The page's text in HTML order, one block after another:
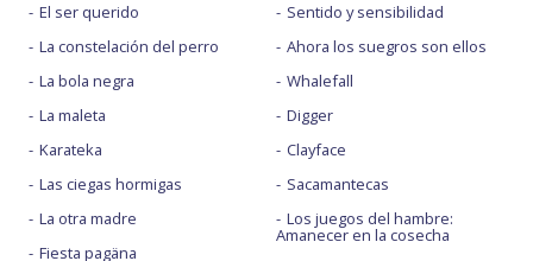
El ser querido
La constelación del perro
La bola negra
La maleta
Karateka
Las ciegas hormigas
La otra madre
Fiesta pagäna
Sentido y sensibilidad
Ahora los suegros son ellos
Whalefall
Digger
Clayface
Sacamantecas
Los juegos del hambre:
Amanecer en la cosecha